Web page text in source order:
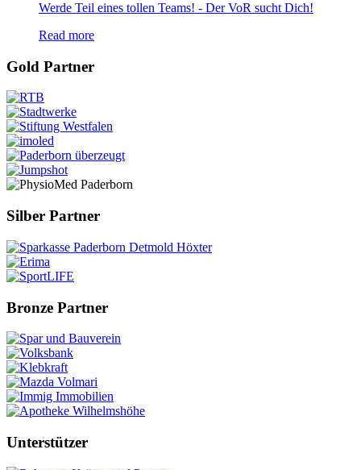
Werde Teil eines tollen Teams! - Der VoR sucht Dich!
Read more
Gold Partner
Silber Partner
Bronze Partner
Unterstützer